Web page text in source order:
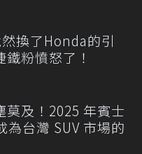
換了Honda的引
粉憤怒了！
莫及！2025 年賓士
為台灣 SUV 市場的